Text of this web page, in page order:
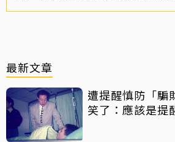
最新文章
遭提醒慎防「
笑了：應該是提